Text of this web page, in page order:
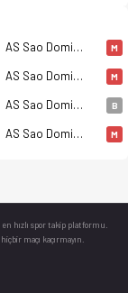
AS Sao Domingos AL M
AS Sao Domingos AL M
AS Sao Domingos AL B
AS Sao Domingos AL M
hızlı spor takip platformu.
maçı kaçırmayın.